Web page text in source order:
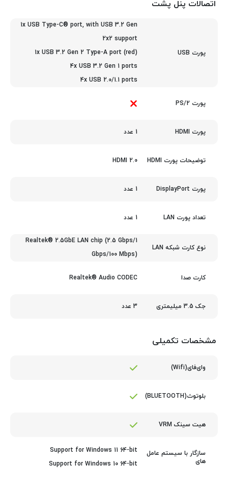
اتصالات پنل پشت
پورت USB
1x USB Type-C® port, with USB 3.2 Gen
2x2 support
1x USB 3.2 Gen 2 Type-A port (red)
4x USB 3.2 Gen 1 ports
4x USB 2.0/1.1 ports
پورت PS/2
پورت HDMI 1 عدد
توضیحات پورت HDMI HDMI 2.0
پورت DisplayPort 1 عدد
تعداد پورت LAN 1 عدد
نوع کارت شبکه LAN
Realtek® 2.5GbE LAN chip (2.5 Gbps/1
Gbps/100 Mbps)
کارت صدا Realtek® Audio CODEC
جک 3.5 میلیمتری 3 عدد
مشخصات تکمیلی
وای‌فای(Wifi)
بلوتوث(BLUETOOTH)
هیت سینک VRM
سازگار با سیستم عامل
های
Support for Windows 11 64-bit
Support for Windows 10 64-bit